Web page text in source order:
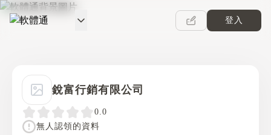
軟體通
登入
銳富行銷有限公司
0.0
無人認領的資料